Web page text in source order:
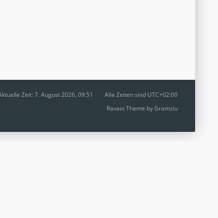
Alle Zeiten sind UTC+02:00
Zeit: 7. August 2026, 09:51
Ravaio Theme byGramziu